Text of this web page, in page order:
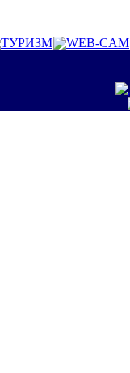
ТУРИЗМ WEB-CAM